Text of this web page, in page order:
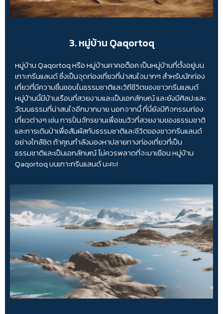
3. หมู่บ้าน Qaqortoq
หมู่บ้าน Qaqortoq หรือ หมู่บ้านคาคอต็อค เป็นหมู่บ้านที่ตั้งอยู่บน
เกาะกรีนแลนด์ ซึ่งเป็นจุดท่องเที่ยวที่น่าสนใจมากๆ สำหรับนักท่อง
เที่ยวที่มีความชื่นชอบในธรรมชาติและวิถีชีวิตของชาวกรีนแลนด์
หมู่บ้านนี้มีบ้านเรือนที่สวยงามและเป็นเอกลักษณ์ และยังมีศิลปะและ
วัฒนธรรมที่น่าสนใจอีกมากมาย นอกจากนี้ ที่นี่ยังมีกิจกรรมท่อง
เที่ยวต่างๆ เช่น การปั่นจักรยานเพื่อชมวิวที่สวยงามของธรรมชาติ
และการเดินป่าเพื่อสัมผัสกับธรรมชาติและชีวิตของชาวกรีนแลนด์
อย่างใกล้ชิด ถ้าคุณกำลังมองหาปลายทางท่องเที่ยวที่เป็น
ธรรมชาติและเป็นเอกลักษณ์ ไม่ควรพลาดที่จะมาเยือน หมู่บ้าน
Qaqortoq บนเกาะกรีนแลนด์ นะคะ!